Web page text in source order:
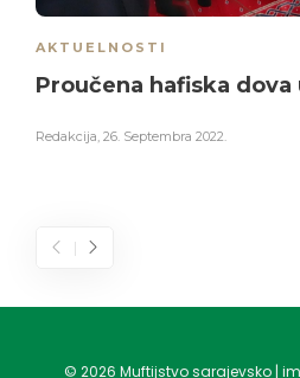
AKTUELNOSTI
Proučena hafiska dova
Redakcija, 26. Septembra 2022.
© 2026 Muftijstvo sarajevsko |